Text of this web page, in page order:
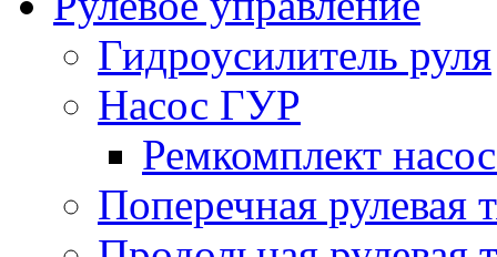
Гидроусилитель руля
Насос ГУР
Ремкомплект
Поперечная рулевая